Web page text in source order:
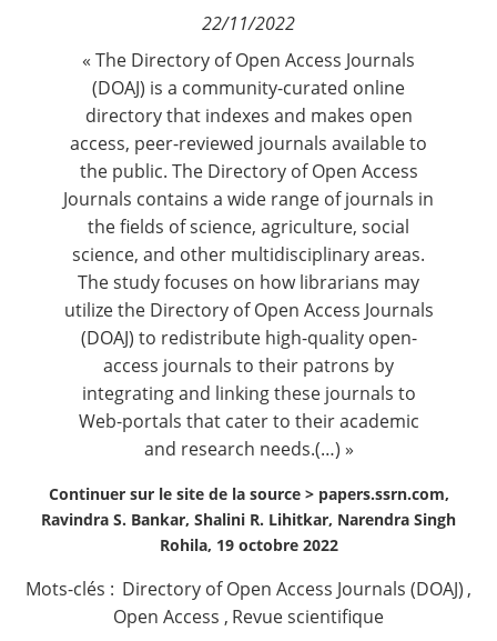
22/11/2022
« The Directory of Open Access Journals
(DOAJ) is a community-curated online
directory that indexes and makes open
access, peer-reviewed journals available to
the public. The Directory of Open Access
Journals contains a wide range of journals in
the fields of science, agriculture, social
science, and other multidisciplinary areas.
The study focuses on how librarians may
utilize the Directory of Open Access Journals
(DOAJ) to redistribute high-quality open-
access journals to their patrons by
integrating and linking these journals to
Web-portals that cater to their academic
and research needs.(…) »
Continuer sur le site de la source > papers.ssrn.com,
Ravindra S. Bankar, Shalini R. Lihitkar, Narendra Singh
Rohila, 19 octobre 2022
Mots-clés : Directory of Open Access Journals (DOAJ) ,
Open Access , Revue scientifique